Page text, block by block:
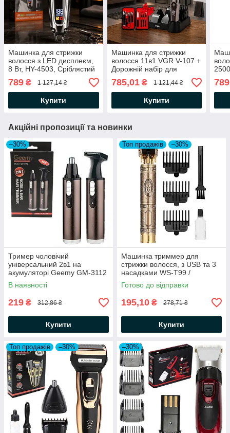
Машинка для стрижки
волосся з LED дисплеєм,
8 Вт, HY-4503, Сріблястий
/ Акумуляторний тример з
насадками для волосся та
бороди
789 ₴ 1 127,14 ₴
Купити
Машинка для стрижки
волосся 11в1 VGR V-107 +
Дорожній набір для
манікюру / Набір для
стрижки волосся /
Бездротовий тример
785,01₴ 1 121,44 ₴
Купити
687,
789
Акційні пропозиції та новинки
–30%
Тример чоловічий
універсальний 2в1 на
акумуляторі Geemy GM-3112
/ Тример для гоління
В наявності
219 ₴ 312,86 ₴
Купити
Топ продажів –30%
Машинка триммер для
стрижки волосся, з USB та 3
насадками WS-T99 /
Акумуляторна машинка для
вусів та бороди
Готово до відправки
195,10 ₴ 278,71 ₴
Купити
Топ продажів –30% –30%